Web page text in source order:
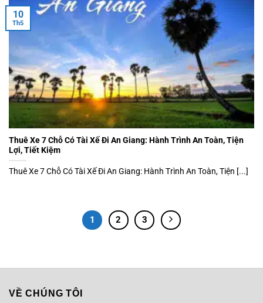
Thuê Xe 7 Chỗ Có Tài Xế Đi An Giang: Hành Trình An Toàn, Tiện
Lợi, Tiết Kiệm
Thuê Xe 7 Chỗ Có Tài Xế Đi An Giang: Hành Trình An Toàn, Tiện [...]
10
Th5
1 2 3
VỀ CHÚNG TÔI